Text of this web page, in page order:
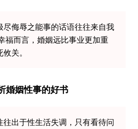
尽侮辱之能事的话语往往来自我
福而言，婚姻远比事业更加重
关。
婚姻性事的好书
往出于性生活失调，只有看待问